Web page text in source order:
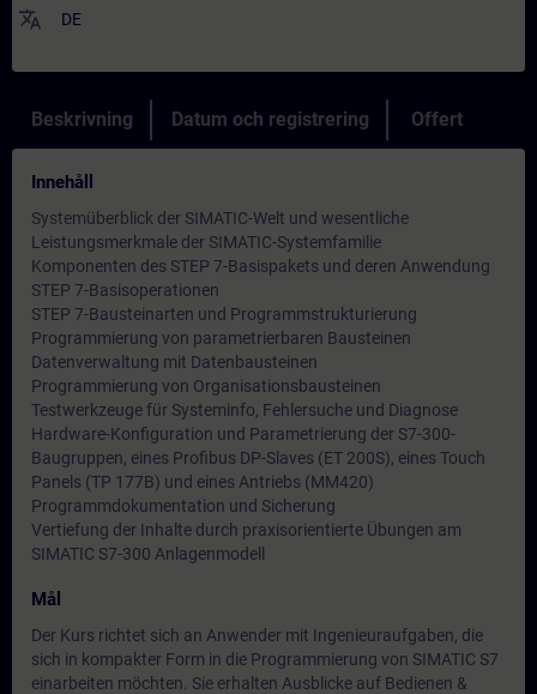
translate DE
Beskrivning Datum och registrering Offert
Innehåll
Systemüberblick der SIMATIC-Welt und wesentliche
Leistungsmerkmale der SIMATIC-Systemfamilie
Komponenten des STEP 7-Basispakets und deren Anwendung
STEP 7-Basisoperationen
STEP 7-Bausteinarten und Programmstrukturierung
Programmierung von parametrierbaren Bausteinen
Datenverwaltung mit Datenbausteinen
Programmierung von Organisationsbausteinen
Testwerkzeuge für Systeminfo, Fehlersuche und Diagnose
Hardware-Konfiguration und Parametrierung der S7-300-
Baugruppen, eines Profibus DP-Slaves (ET 200S), eines Touch
Panels (TP 177B) und eines Antriebs (MM420)
Programmdokumentation und Sicherung
Vertiefung der Inhalte durch praxisorientierte Übungen am
SIMATIC S7-300 Anlagenmodell
Mål
Der Kurs richtet sich an Anwender mit Ingenieuraufgaben, die
sich in kompakter Form in die Programmierung von SIMATIC S7
einarbeiten möchten. Sie erhalten Ausblicke auf Bedienen &